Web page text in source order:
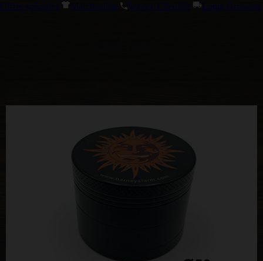
Offres spéciales
Marchandise Service Clientèle Login Grossiste